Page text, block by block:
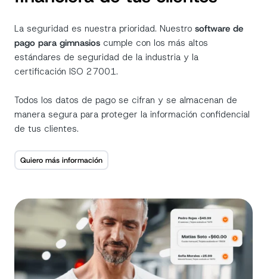
La seguridad es nuestra prioridad. Nuestro software de
pago para gimnasios cumple con los más altos
estándares de seguridad de la industria y la
certificación ISO 27001.
Todos los datos de pago se cifran y se almacenan de
manera segura para proteger la información confidencial
de tus clientes.
Quiero más información